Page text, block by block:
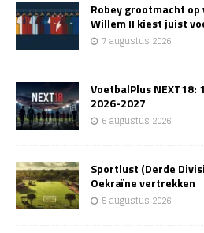
Robey grootmacht
Willem II kiest juist
7 augustus 2026
VoetbalPlus
2026-2027
6 augustus 2026
Sportlust (Derde
Oekraïne vertrekken
5 augustus 2026